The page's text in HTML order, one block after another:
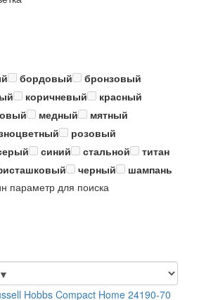
бордовый
бронзовый
коричневый
красный
медный
мятный
розовый
синий стальной
титан
черный
шампань
параметр для поиска